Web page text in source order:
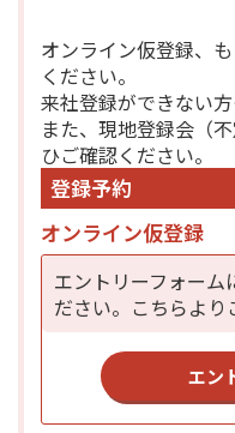
オンライン仮登録、
ください。
来社登録ができない
また、現地登録会（
ひご確認ください。
登録予約
オンライン仮登録
エントリーフォーム
ださい。こちらより
エン